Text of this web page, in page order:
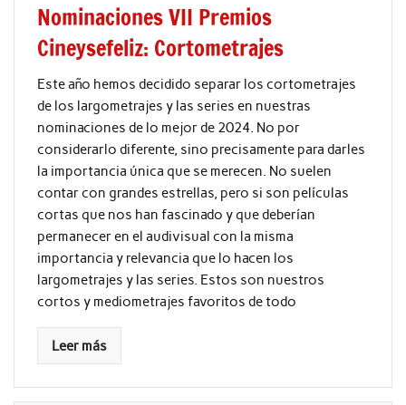
Nominaciones VII Premios
Cineysefeliz: Cortometrajes
Este año hemos decidido separar los cortometrajes
de los largometrajes y las series en nuestras
nominaciones de lo mejor de 2024. No por
considerarlo diferente, sino precisamente para darles
la importancia única que se merecen. No suelen
contar con grandes estrellas, pero si son películas
cortas que nos han fascinado y que deberían
permanecer en el audivisual con la misma
importancia y relevancia que lo hacen los
largometrajes y las series. Estos son nuestros
cortos y mediometrajes favoritos de todo
Leer más